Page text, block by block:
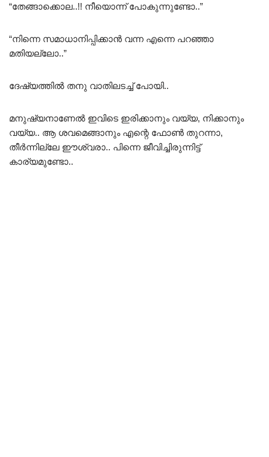
“തേങ്ങാക്കൊല..!! നീയൊന്ന് പോകുന്നുണ്ടോ..”
“നിന്നെ സമാധാനിപ്പിക്കാൻ വന്ന എന്നെ പറഞ്ഞാ
മതിയല്ലോ..”
ദേഷ്യത്തിൽ തനു വാതിലടച്ച് പോയി..
മനുഷ്യനാണേൽ ഇവിടെ ഇരിക്കാനും വയ്യ, നിക്കാനും
വയ്യ.. ആ ശവമെങ്ങാനും എന്റെ ഫോൺ തുറന്നാ,
തീർന്നില്ലേ ഈശ്വരാ.. പിന്നെ ജീവിച്ചിരുന്നിട്ട്
കാര്യമുണ്ടോ..